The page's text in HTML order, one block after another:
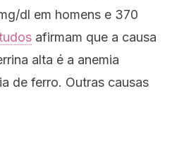
dl em homens e 370
afirmam que a causa
alta é a anemia
de ferro. Outras causas